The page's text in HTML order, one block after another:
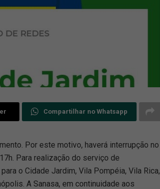
Compartilhar no Whatsapp
Por este motivo, haverá interrupção no
Para realização do serviço de
o Cidade Jardim, Vila Pompéia, Vila Rica,
A Sanasa, em continuidade aos